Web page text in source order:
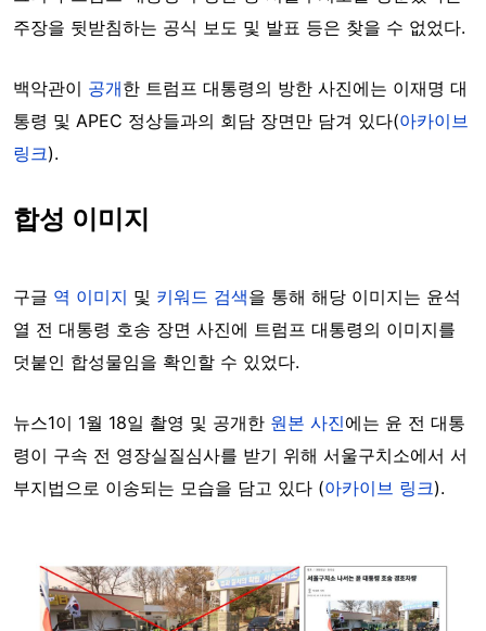
주장을 뒷받침하는 공식 보도 및 발표 등은 찾을 수 없었다.
백악관이 공개한 트럼프 대통령의 방한 사진에는 이재명 대
통령 및 APEC 정상들과의 회담 장면만 담겨 있다(아카이브
링크).
합성 이미지
구글 역 이미지 및 키워드 검색을 통해 해당 이미지는 윤석
열 전 대통령 호송 장면 사진에 트럼프 대통령의 이미지를
덧붙인 합성물임을 확인할 수 있었다.
뉴스1이 1월 18일 촬영 및 공개한 원본 사진에는 윤 전 대통
령이 구속 전 영장실질심사를 받기 위해 서울구치소에서 서
부지법으로 이송되는 모습을 담고 있다 (아카이브 링크).
Image